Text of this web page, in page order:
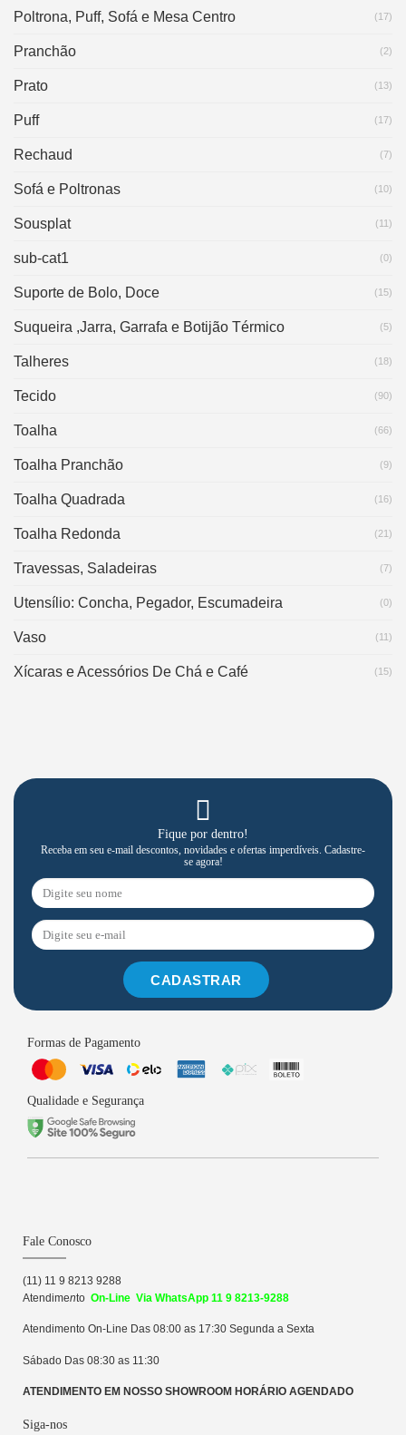
Poltrona, Puff, Sofá e Mesa Centro (17)
Pranchão (2)
Prato (13)
Puff (17)
Rechaud (7)
Sofá e Poltronas (10)
Sousplat (11)
sub-cat1 (0)
Suporte de Bolo, Doce (15)
Suqueira ,Jarra, Garrafa e Botijão Térmico (5)
Talheres (18)
Tecido (90)
Toalha (66)
Toalha Pranchão (9)
Toalha Quadrada (16)
Toalha Redonda (21)
Travessas, Saladeiras (7)
Utensílio: Concha, Pegador, Escumadeira (0)
Vaso (11)
Xícaras e Acessórios De Chá e Café (15)
Fique por dentro!
Receba em seu e-mail descontos, novidades e ofertas imperdíveis. Cadastre-
se agora!
CADASTRAR
Formas de Pagamento
Qualidade e Segurança
Fale Conosco
(11) 11 9 8213 9288
Atendimento On-Line Via WhatsApp 11 9 8213-9288
Atendimento On-Line Das 08:00 as 17:30 Segunda a Sexta
Sábado Das 08:30 as 11:30
ATENDIMENTO EM NOSSO SHOWROOM HORÁRIO AGENDADO
Siga-nos